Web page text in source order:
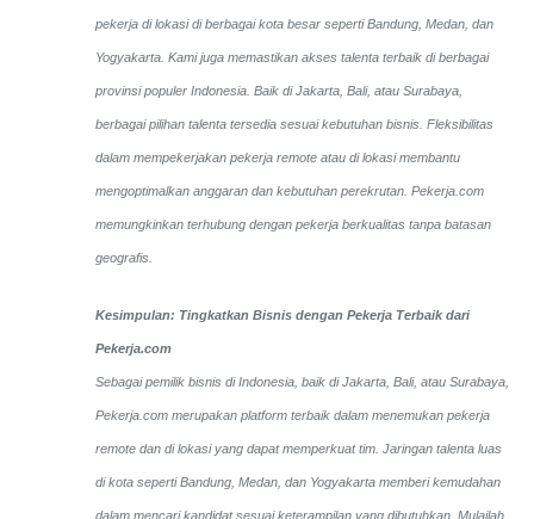
pekerja di lokasi di berbagai kota besar seperti Bandung, Medan, dan
Yogyakarta. Kami juga memastikan akses talenta terbaik di berbagai
provinsi populer Indonesia. Baik di Jakarta, Bali, atau Surabaya,
berbagai pilihan talenta tersedia sesuai kebutuhan bisnis. Fleksibilitas
dalam mempekerjakan pekerja remote atau di lokasi membantu
mengoptimalkan anggaran dan kebutuhan perekrutan. Pekerja.com
memungkinkan terhubung dengan pekerja berkualitas tanpa batasan
geografis.
Kesimpulan: Tingkatkan Bisnis dengan Pekerja Terbaik dari
Pekerja.com
Sebagai pemilik bisnis di Indonesia, baik di Jakarta, Bali, atau Surabaya,
Pekerja.com merupakan platform terbaik dalam menemukan pekerja
remote dan di lokasi yang dapat memperkuat tim. Jaringan talenta luas
di kota seperti Bandung, Medan, dan Yogyakarta memberi kemudahan
dalam mencari kandidat sesuai keterampilan yang dibutuhkan. Mulailah